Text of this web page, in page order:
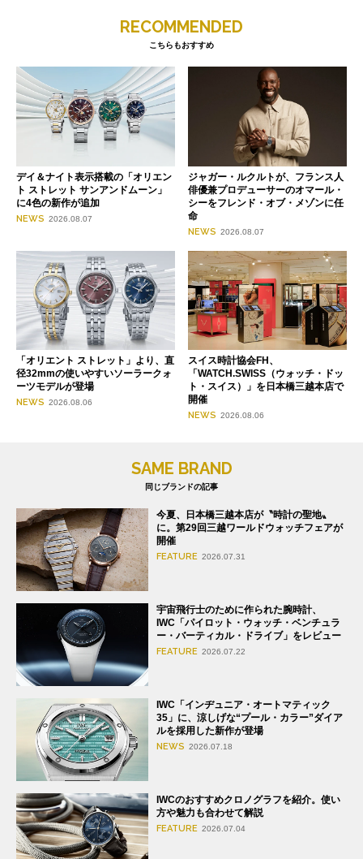
RECOMMENDED
こちらもおすすめ
デイ＆ナイト表示搭載の「オリエン
ト ストレット サンアンドムーン」
に4色の新作が追加
NEWS 2026.08.07
ジャガー・ルクルトが、フランス人
俳優兼プロデューサーのオマール・
シーをフレンド・オブ・メゾンに任
命
NEWS 2026.08.07
「オリエント ストレット」より、直
径32mmの使いやすいソーラークォ
ーツモデルが登場
NEWS 2026.08.06
スイス時計協会FH、
「WATCH.SWISS（ウォッチ・ドッ
ト・スイス）」を日本橋三越本店で
開催
NEWS 2026.08.06
SAME BRAND
同じブランドの記事
今夏、日本橋三越本店が〝時計の聖地〟
に。第29回三越ワールドウォッチフェアが
開催
FEATURE 2026.07.31
宇宙飛行士のために作られた腕時計、
IWC「パイロット・ウォッチ・ベンチュラ
ー・バーティカル・ドライブ」をレビュー
FEATURE 2026.07.22
IWC「インヂュニア・オートマティック
35」に、涼しげな“プール・カラー”ダイア
ルを採用した新作が登場
NEWS 2026.07.18
IWCのおすすめクロノグラフを紹介。使い
方や魅力も合わせて解説
FEATURE 2026.07.04